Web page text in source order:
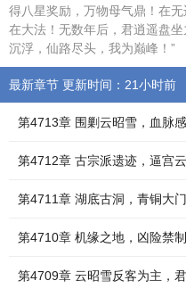
得八星奖励，万物母气鼎！在
在大法！无数年后，君逍遥盘
沉浮，仙路尽头，我为巅峰！”
最新章节 更新时间：21小时前
第4713章 围剿云昭雪，血脉
第4712章 古宗派遗迹，逼宫
第4711章 湖底古洞，青铜大门
第4710章 机缘之地，凶险禁制
第4709章 云昭雪反客为主，